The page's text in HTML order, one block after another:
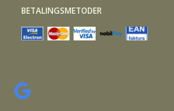
BETALINGSMETODER